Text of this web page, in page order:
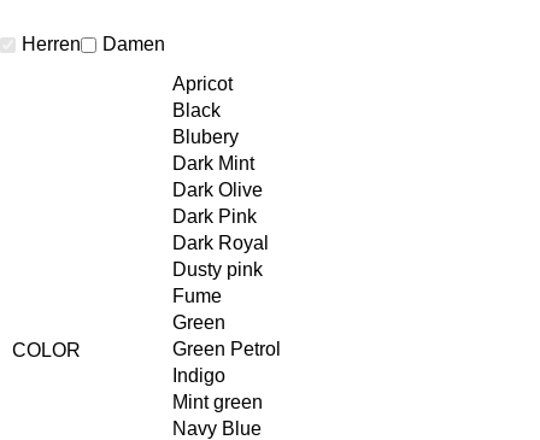
Herren Damen
COLOR
Apricot
Black
Blubery
Dark Mint
Dark Olive
Dark Pink
Dark Royal
Dusty pink
Fume
Green
Green Petrol
Indigo
Mint green
Navy Blue